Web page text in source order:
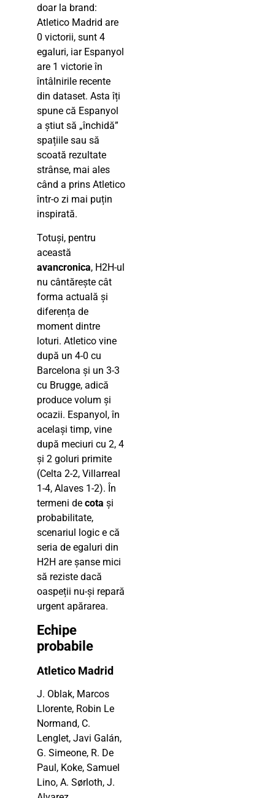
doar la brand:
Atletico Madrid are
0 victorii, sunt 4
egaluri, iar Espanyol
are 1 victorie în
întâlnirile recente
din dataset. Asta îți
spune că Espanyol
a știut să „închidă”
spațiile sau să
scoată rezultate
strânse, mai ales
când a prins Atletico
într-o zi mai puțin
inspirată.
Totuși, pentru
această
avancronica, H2H-ul
nu cântărește cât
forma actuală și
diferența de
moment dintre
loturi. Atletico vine
după un 4-0 cu
Barcelona și un 3-3
cu Brugge, adică
produce volum și
ocazii. Espanyol, în
același timp, vine
după meciuri cu 2, 4
și 2 goluri primite
(Celta 2-2, Villarreal
1-4, Alaves 1-2). În
termeni de cota și
probabilitate,
scenariul logic e că
seria de egaluri din
H2H are șanse mici
să reziste dacă
oaspeții nu-și repară
urgent apărarea.
Echipe
probabile
Atletico Madrid
J. Oblak, Marcos
Llorente, Robin Le
Normand, C.
Lenglet, Javi Galán,
G. Simeone, R. De
Paul, Koke, Samuel
Lino, A. Sørloth, J.